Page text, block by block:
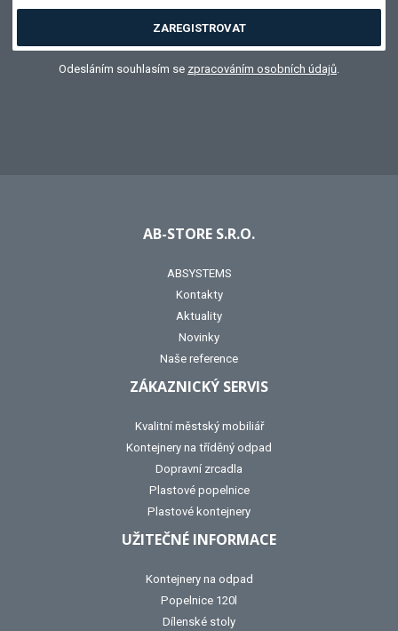
ZAREGISTROVAT
Odesláním souhlasím se zpracováním osobních údajů
AB-STORE S.R.O.
ABSYSTEMS
Kontakty
Aktuality
Novinky
Naše reference
ZÁKAZNICKÝ SERVIS
Kvalitní městský mobiliář
Kontejnery na tříděný odpad
Dopravní zrcadla
Plastové popelnice
Plastové kontejnery
UŽITEČNÉ INFORMACE
Kontejnery na odpad
Popelnice 120l
Dílenské stoly